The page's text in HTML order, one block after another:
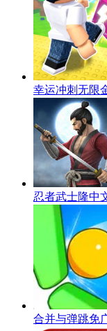
幸运冲刺无限
忍者武士隆中
合并与弹跳免